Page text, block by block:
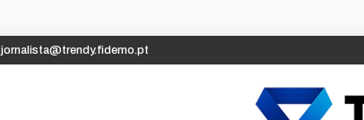
jornalista@trendy.fidemo.pt